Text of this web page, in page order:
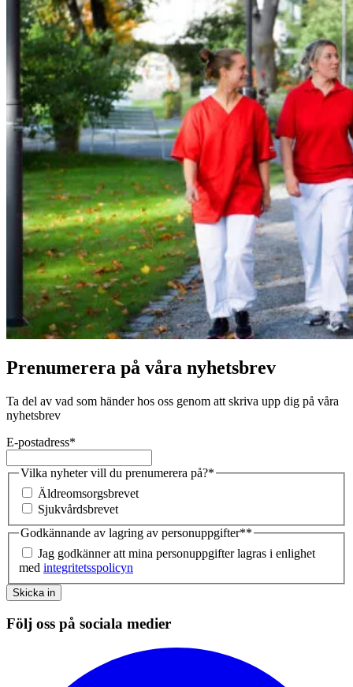
Prenumerera på våra nyhetsbrev
Ta del av vad som händer hos oss genom att skriva upp dig på våra
nyhetsbrev
E-postadress*
Vilka nyheter vill du prenumerera på?*
Äldreomsorgsbrevet
Sjukvårdsbrevet
Godkännande av lagring av personuppgifter**
Jag godkänner att mina personuppgifter lagras i enlighet
med integritetsspolicyn
Skicka in
Följ oss på sociala medier